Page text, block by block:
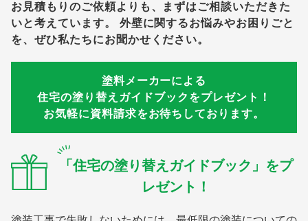
お見積もりのご依頼よりも、まずはご相談いただきた
いと考えています。
外壁に関するお悩みやお困りごと
を、ぜひ私たちにお聞かせください。
塗料メーカーによる
住宅の塗り替えガイドブックをプレゼント！
お気軽に資料請求をお待ちしております。
「住宅の塗り替えガイドブック」をプ
レゼント！